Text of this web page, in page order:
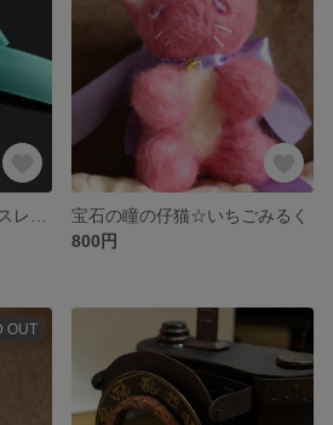
宝石の瞳の仔猫☆いちごみるく
800円
OUT